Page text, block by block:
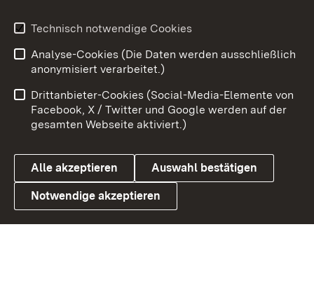
Youtube
Link zum Landesportal
Benutzungshinweise
Barrierefreiheit
Datenschutz
Cookies
Technisch notwendige Cookies
Analyse-Cookies (Die Daten werden ausschließlich
anonymisiert verarbeitet.)
Drittanbieter-Cookies (Social-Media-Elemente von
Facebook, X / Twitter und Google werden auf der
gesamten Webseite aktiviert.)
Alle akzeptieren Auswahl bestätigen
Notwendige akzeptieren